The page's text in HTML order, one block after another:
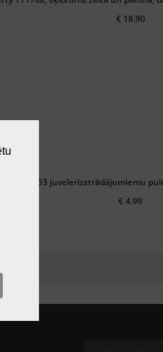
€ 18.90
Silbo 142053 juvelerizstrādājumiemu
€ 4.99